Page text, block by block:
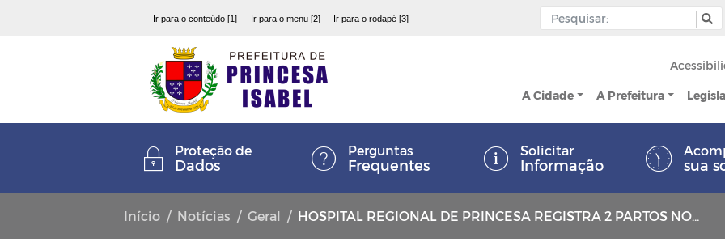
Ir para o conteúdo [1] Ir para o menu [2] Ir para o rodapé [3]
A Cidade A Prefeitura
Proteção de
Dados
Perguntas
Frequentes
Solicitar
Informação sua
Início Notícias Geral HOSPITAL REGIONAL DE PRINCESA REGISTRA 2 PARTOS NORMAIS NA QUARTA-FEIRA